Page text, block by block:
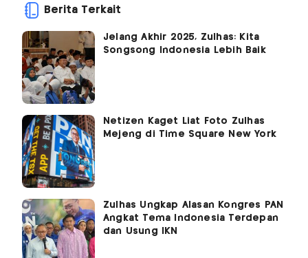
Berita Terkait
Jelang Akhir 2025, Zulhas: Kita
Songsong Indonesia Lebih Baik
Netizen Kaget Liat Foto Zulhas
Mejeng di Time Square New York
Zulhas Ungkap Alasan Kongres PAN
Angkat Tema Indonesia Terdepan
dan Usung IKN